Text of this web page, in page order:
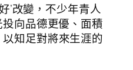
’改變，不少年青人
向品德更優、面積
知足對將來生涯的